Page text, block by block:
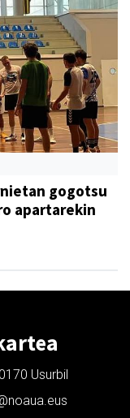
gogotsu
apartarekin
Usurbil